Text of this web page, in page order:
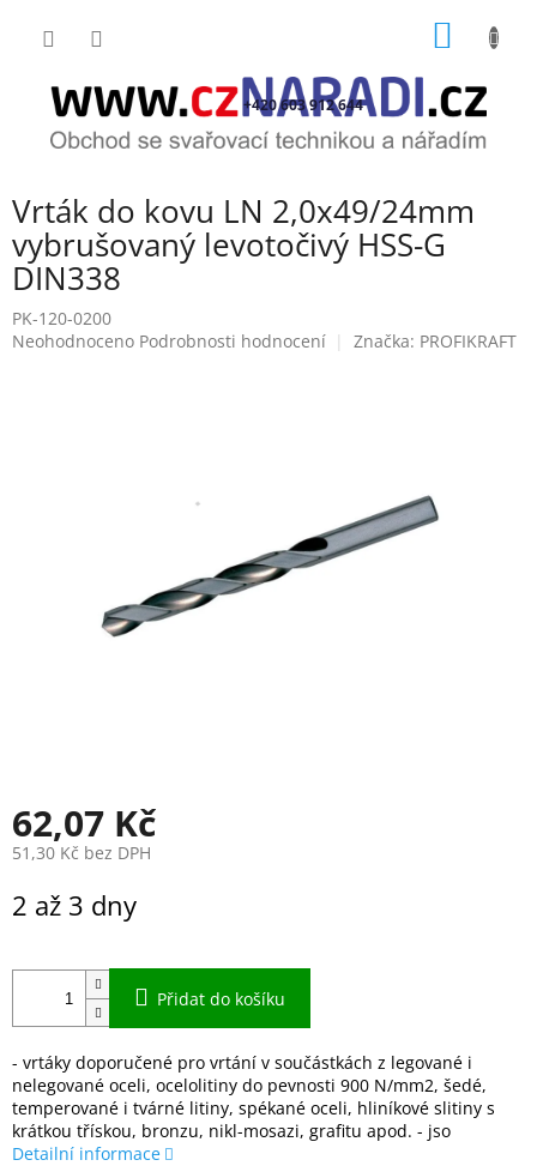
+420 603 912 644
Vrták do kovu LN 2,0x49/24mm
vybrušovaný levotočivý HSS-G
DIN338
PK-120-0200
Průměrné
Neohodnoceno Podrobnosti hodnocení Značka: PROFIKRAFT
62,07 Kč
51,30 Kč bez DPH
cena:
2 až 3 dny
Přidat do košíku
- vrtáky doporučené pro vrtání v součástkách z legované i
nelegované oceli, ocelolitiny do pevnosti 900 N/mm2, šedé,
temperované i tvárné litiny, spékané oceli, hliníkové slitiny s
krátkou třískou, bronzu, nikl-mosazi, grafitu apod. - jso
Detailní informace